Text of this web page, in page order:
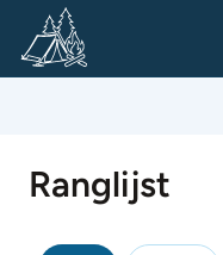
Ranglijst